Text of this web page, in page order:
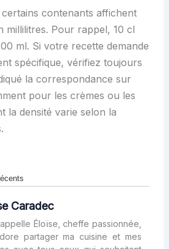
certains contenants affichent
millilitres. Pour rappel, 10 cl
ml. Si votre recette demande
spécifique, vérifiez toujours
la correspondance sur
pour les crèmes ou les
la densité varie selon la
Caradec
Éloïse, cheffe passionnée,
partager ma cuisine et mes